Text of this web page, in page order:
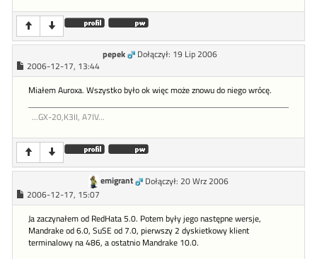
pepek
Dołączył: 19 Lip 2006
2006-12-17, 13:44
Miałem Auroxa. Wszystko było ok więc może znowu do niego wrócę.
...GX-20,K3II, A7IV...
emigrant
Dołączył: 20 Wrz 2006
2006-12-17, 15:07
Ja zaczynałem od RedHata 5.0. Potem były jego następne wersje,
Mandrake od 6.0, SuSE od 7.0, pierwszy 2 dyskietkowy klient
terminalowy na 486, a ostatnio Mandrake 10.0.